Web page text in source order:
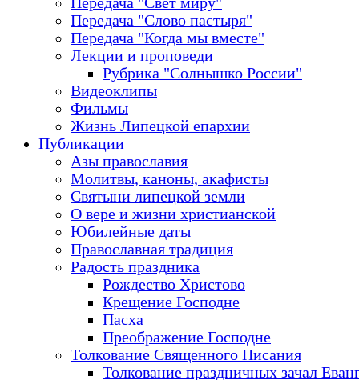
Передача "Слово пастыря"
Передача "Когда мы вместе"
Лекции и проповеди
Рубрика "Солнышко России"
Видеоклипы
Фильмы
Жизнь Липецкой епархии
Публикации
Азы православия
Молитвы, каноны, акафисты
Святыни липецкой земли
О вере и жизни христианской
Юбилейные даты
Православная традиция
Радость праздника
Рождество Христово
Крещение Господне
Пасха
Преображение Господне
Толкование Священного Писания
Толкование праздничных зачал